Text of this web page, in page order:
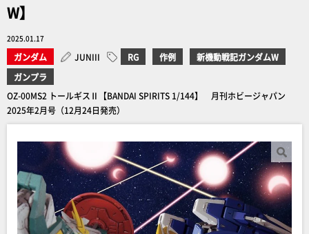
W】
2025.01.17
ガンダム JUNIII RG 作例
新機動戦記ガンダムW
ガンプラ
OZ-00MS2 トールギスⅡ【BANDAI SPIRITS 1/144】 月刊ホビージャパン
2025年2月号（12月24日発売）